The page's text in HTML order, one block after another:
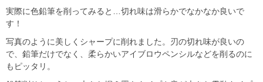
実際に色鉛筆を削ってみると…切れ味は滑らかでなかなか良いで
す！
写真のように美しくシャープに削れました。刃の切れ味が良いの
で、鉛筆だけでなく、柔らかいアイブロウペンシルなどを削るのに
もピッタリ。